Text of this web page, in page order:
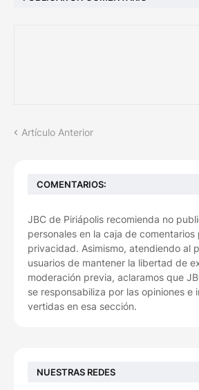
Artículo Anterior
COMENTARIOS:
JBC de Piriápolis recomienda no
personales en la caja de comentarios
privacidad. Asimismo, atendiendo al
usuarios de mantener la libertad de
moderación previa, aclaramos que
se responsabiliza por las opiniones e
vertidas en esa sección.
NUESTRAS REDES